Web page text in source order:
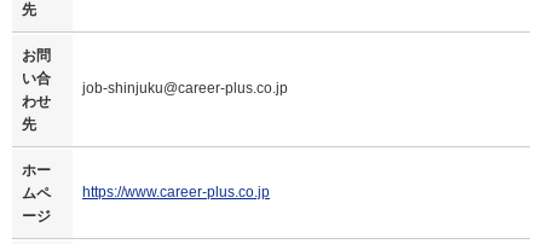
先
お問
い合
わせ
先
job-shinjuku@career-plus.co.jp
ホー
ムペ
ージ
https://www.career-plus.co.jp